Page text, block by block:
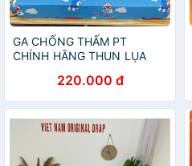
GA CHỐNG THẤM PT
CHÍNH HÃNG THUN LỤA
220.000 đ